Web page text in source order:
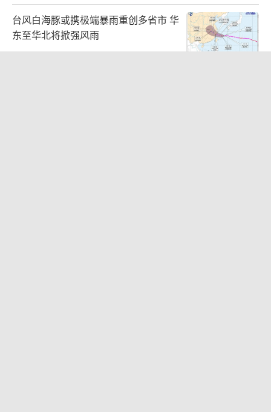
台风白海豚或携极端暴雨重创多省市 华
东至华北将掀强风雨
2026-08-08 10:48:39